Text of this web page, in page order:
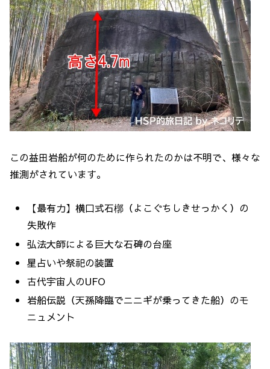
この益田岩船が何のために作られたのかは不明で、様々な
推測がされています。
【最有力】横口式石槨（よこぐちしきせっかく）の
失敗作
弘法大師による巨大な石碑の台座
星占いや祭祀の装置
古代宇宙人のUFO
岩船伝説（天孫降臨でニニギが乗ってきた船）のモ
ニュメント